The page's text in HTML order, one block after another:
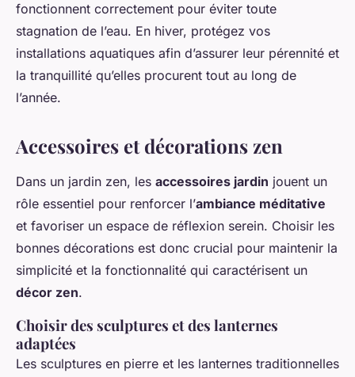
fonctionnent correctement pour éviter toute
stagnation de l’eau. En hiver, protégez vos
installations aquatiques afin d’assurer leur pérennité et
la tranquillité qu’elles procurent tout au long de
l’année.
Accessoires et décorations zen
Dans un jardin zen, les accessoires jardin jouent un
rôle essentiel pour renforcer l’ambiance méditative
et favoriser un espace de réflexion serein. Choisir les
bonnes décorations est donc crucial pour maintenir la
simplicité et la fonctionnalité qui caractérisent un
décor zen.
Choisir des sculptures et des lanternes
adaptées
Les sculptures en pierre et les lanternes traditionnelles